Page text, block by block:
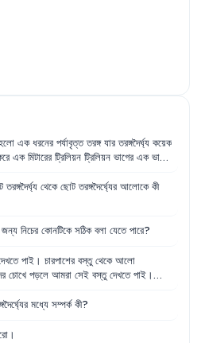
এক ধরনের পর্যাবৃত্ত তরঙ্গ যার তরঙ্গদৈর্ঘ্য কয়েক
এক মিটারের ট্রিলিয়ন ট্রিলিয়ন ভাগের এক ভাগও
nmএর মধ্যে থাকে এবং যাকে আমরা দৃশ্যমান
, কমলা, লাল হয়ে অদৃশ্য হয়ে যায়। মানুষের
তরঙ্গদৈর্ঘ্য থেকে ছোট তরঙ্গদৈর্ঘ্যের আলোকে কী
জন্য নিচের কোনটিকে সঠিক বলা যেতে পারে?
পাই । চারপাশের বস্তু থেকে আলো
চোখে পড়লে আমরা সেই বস্তু দেখতে পাই ।
ঘটে। এই অধ্যায়ে আমরা
মধ্যে সম্পর্ক কী?
।